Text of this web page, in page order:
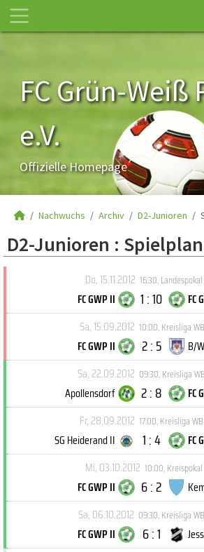
FC Grün-Weiß
e.V.
Offizielle Homepage
Nachwuchs Archiv D2-Junioren
D2-Junioren : Spielplan
Do, 15.11.2012 16:30,
FC GWP II 1 : 10
FC
Sa, 15.09.2012 10:00,Kreisliga
FC GWP II 2 : 5
B/
Sa, 22.09.2012 09:30,Kreisliga
Apollensdorf 2 : 8
FC
Fr, 28.09.2012 17:00,Kreisliga
SG Heiderand II 1 : 4
FC
Mi, 03.10.2012 10:00,
FC GWP II 6 : 2
Sa, 06.10.2012 09:30,Kreisliga
FC GWP II 6 : 1